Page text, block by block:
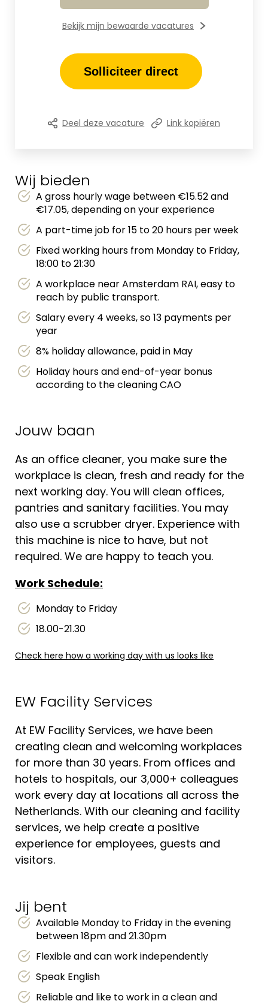
Wij bieden
A gross hourly wage between €15.52 and
€17.05, depending on your experience
A part-time job for 15 to 20 hours per week
Fixed working hours from Monday to Friday,
18:00 to 21:30
A workplace near Amsterdam RAI, easy to
reach by public transport.
Salary every 4 weeks, so 13 payments per
year
8% holiday allowance, paid in May
Holiday hours and end-of-year bonus
according to the cleaning CAO
Jouw baan
As an office cleaner, you make sure the
workplace is clean, fresh and ready for the
next working day. You will clean offices,
pantries and sanitary facilities. You may
also use a scrubber dryer. Experience with
this machine is nice to have, but not
required. We are happy to teach you.
Work Schedule:
Monday to Friday
18.00-21.30
Check here how a working day with us looks like
EW Facility Services
At EW Facility Services, we have been
creating clean and welcoming workplaces
for more than 30 years. From offices and
hotels to hospitals, our 3,000+ colleagues
work every day at locations all across the
Netherlands. With our cleaning and facility
services, we help create a positive
experience for employees, guests and
visitors.
Jij bent
Available Monday to Friday in the evening
between 18pm and 21.30pm
Flexible and can work independently
Speak English
Reliable and like to work in a clean and
Bekijk mijn bewaarde vacatures
Solliciteer direct
Deel deze vacature Link kopiëren